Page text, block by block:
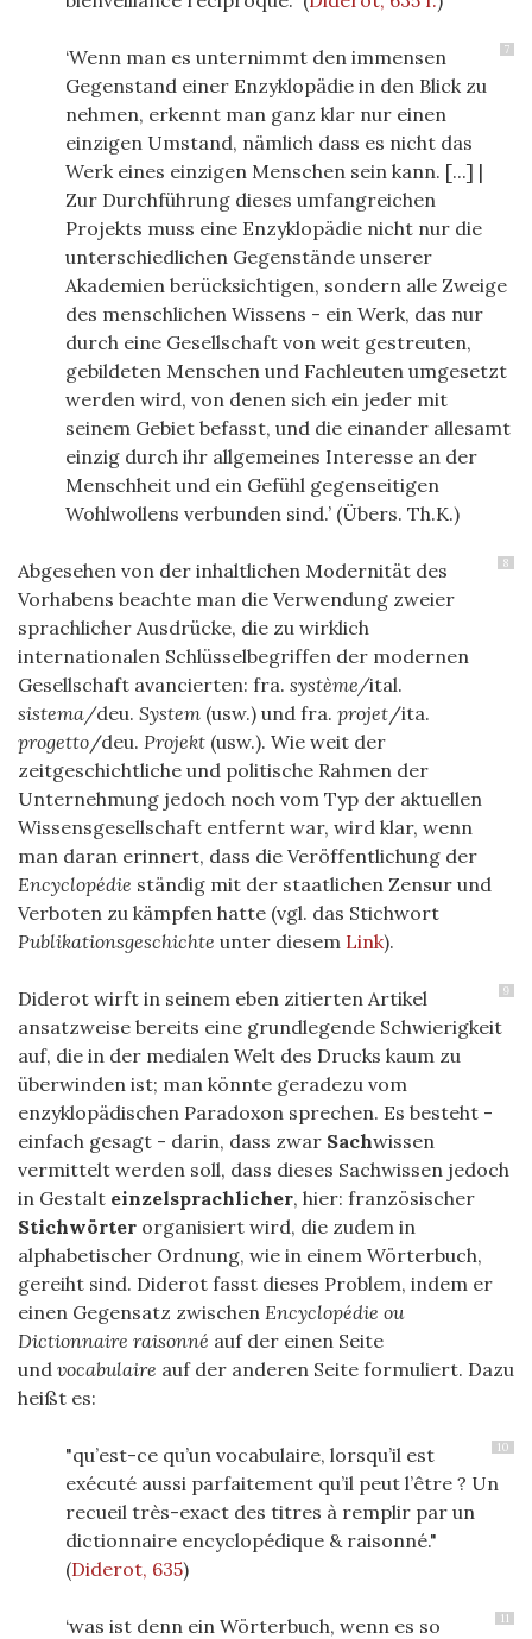
7
‘Wenn man es unternimmt den immensen
Gegenstand einer Enzyklopädie in den Blick zu
nehmen, erkennt man ganz klar nur einen
einzigen Umstand, nämlich dass es nicht das
Werk eines einzigen Menschen sein kann. [...] |
Zur Durchführung dieses umfangreichen
Projekts muss eine Enzyklopädie nicht nur die
unterschiedlichen Gegenstände unserer
Akademien berücksichtigen, sondern alle Zweige
des menschlichen Wissens - ein Werk, das nur
durch eine Gesellschaft von weit gestreuten,
gebildeten Menschen und Fachleuten umgesetzt
werden wird, von denen sich ein jeder mit
seinem Gebiet befasst, und die einander allesamt
einzig durch ihr allgemeines Interesse an der
Menschheit und ein Gefühl gegenseitigen
Wohlwollens verbunden sind.’ (Übers. Th.K.)
8
Abgesehen von der inhaltlichen Modernität des
Vorhabens beachte man die Verwendung zweier
sprachlicher Ausdrücke, die zu wirklich
internationalen Schlüsselbegriffen der modernen
Gesellschaft avancierten: fra. système/ital.
sistema/deu. System (usw.) und fra. projet/ita.
progetto/deu. Projekt (usw.). Wie weit der
zeitgeschichtliche und politische Rahmen der
Unternehmung jedoch noch vom Typ der aktuellen
Wissensgesellschaft entfernt war, wird klar, wenn
man daran erinnert, dass die Veröffentlichung der
Encyclopédie ständig mit der staatlichen Zensur und
Verboten zu kämpfen hatte (vgl. das Stichwort
Publikationsgeschichte unter diesem Link).
9
Diderot wirft in seinem eben zitierten Artikel
ansatzweise bereits eine grundlegende Schwierigkeit
auf, die in der medialen Welt des Drucks kaum zu
überwinden ist; man könnte geradezu vom
enzyklopädischen Paradoxon sprechen. Es besteht -
einfach gesagt - darin, dass zwar Sachwissen
vermittelt werden soll, dass dieses Sachwissen jedoch
in Gestalt einzelsprachlicher, hier: französischer
Stichwörter organisiert wird, die zudem in
alphabetischer Ordnung, wie in einem Wörterbuch,
gereiht sind. Diderot fasst dieses Problem, indem er
einen Gegensatz zwischen Encyclopédie ou
Dictionnaire raisonné auf der einen Seite
und vocabulaire auf der anderen Seite formuliert. Dazu
heißt es:
10
"qu’est-ce qu’un vocabulaire, lorsqu’il est
exécuté aussi parfaitement qu’il peut l’être ? Un
recueil très-exact des titres à remplir par un
dictionnaire encyclopédique & raisonné."
(Diderot, 635)
11
‘was ist denn ein Wörterbuch, wenn es so